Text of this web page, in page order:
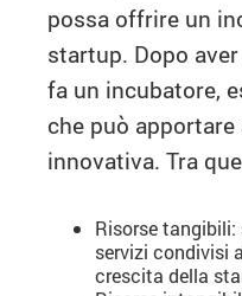
possa offrire un
startup. Dopo
fa un incubatore,
che può apportare
innovativa. Tra
Risorse
servizi condivisi
crescita della